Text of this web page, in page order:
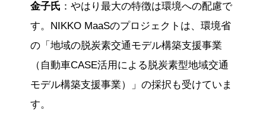
金子氏 ：やはり最大の特徴は環境への配慮で
す。NIKKO MaaSのプロジェクトは、環境省
の「地域の脱炭素交通モデル構築支援事業
（自動車CASE活用による脱炭素型地域交通
モデル構築支援事業）」の採択も受けていま
す。